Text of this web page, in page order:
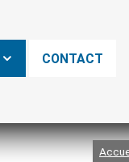
CONTACT